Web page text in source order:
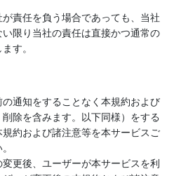
責任を負う場合であっても、当社
限り当社の責任は直接かつ通常の
す。
通知をすることなく本規約および
除を含みます。以下同様）をする
約および諸注意等を本サービスご
更後、ユーザーが本サービスを利